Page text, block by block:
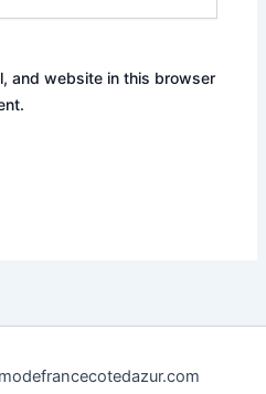
and website in this browser